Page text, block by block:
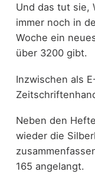
Und das tut sie,
immer noch in
Woche ein
über 3200 gibt.
Inzwischen als
Neben den
wieder die
165 angelangt.